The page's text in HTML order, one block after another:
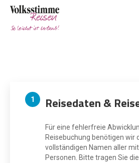
1 Reisedaten &
Für eine fehlerfreie
Reisebuchung benötigen wir
vollständigen Namen aller
Personen. Bitte tragen Sie die